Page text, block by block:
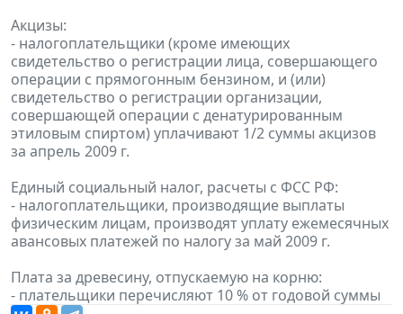
Акцизы:
- налогоплательщики (кроме имеющих
свидетельство о регистрации лица, совершающего
операции с прямогонным бензином, и (или)
свидетельство о регистрации организации,
совершающей операции с денатурированным
этиловым спиртом) уплачивают 1/2 суммы акцизов
за апрель 2009 г.
Единый социальный налог, расчеты с ФСС РФ:
- налогоплательщики, производящие выплаты
физическим лицам, производят уплату ежемесячных
авансовых платежей по налогу за май 2009 г.
Плата за древесину, отпускаемую на корню:
- плательщики перечисляют 10 % от годовой суммы